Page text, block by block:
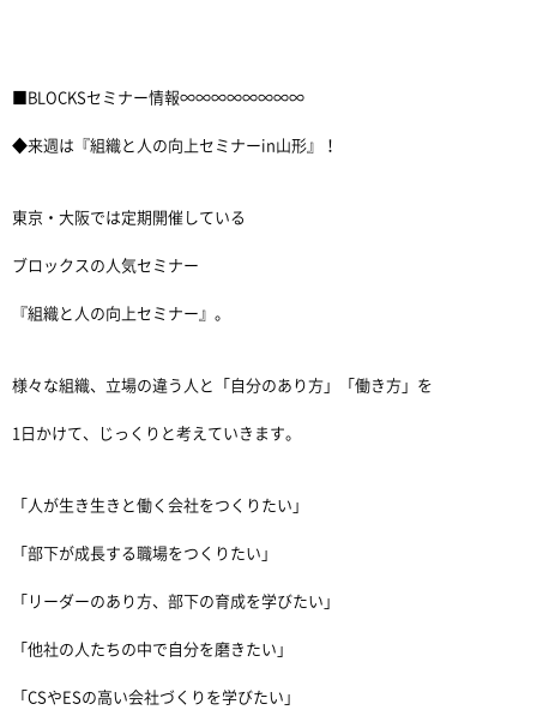
■BLOCKSセミナー情報∞∞∞∞∞∞∞∞
◆来週は『組織と人の向上セミナーin山形』！
東京・大阪では定期開催している
ブロックスの人気セミナー
『組織と人の向上セミナー』。
様々な組織、立場の違う人と「自分のあり方」「働き方」を
1日かけて、じっくりと考えていきます。
「人が生き生きと働く会社をつくりたい」
「部下が成長する職場をつくりたい」
「リーダーのあり方、部下の育成を学びたい」
「他社の人たちの中で自分を磨きたい」
「CSやESの高い会社づくりを学びたい」